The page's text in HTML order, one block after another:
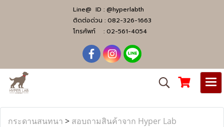
Line@ ID : @hyperlabth
ติดต่อด่วน : 082-326-1663
โทรศัพท์ : 02-561-4054
กระดานสนทนา > สอบถามสินค้าจาก Hyper Lab